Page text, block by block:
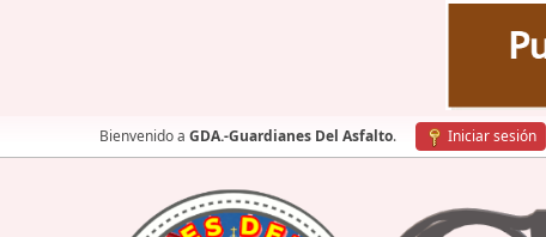
Bienvenido a GDA.-Guardianes Del Asfalto. Iniciar sesión